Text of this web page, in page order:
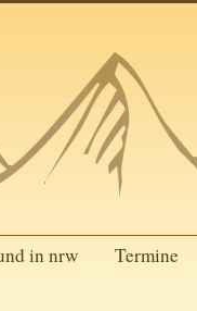
in nrw
Termine